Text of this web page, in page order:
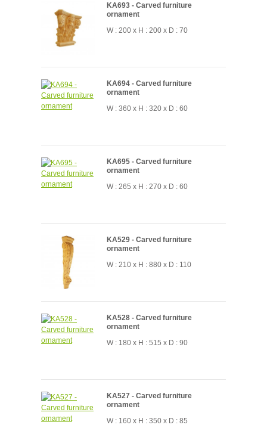
KA693 - Carved furniture
ornament
W : 200 x H : 200 x D : 70
KA694 - Carved furniture
ornament
W : 360 x H : 320 x D : 60
KA695 - Carved furniture
ornament
W : 265 x H : 270 x D : 60
KA529 - Carved furniture
ornament
W : 210 x H : 880 x D : 110
KA528 - Carved furniture
ornament
W : 180 x H : 515 x D : 90
KA527 - Carved furniture
ornament
W : 160 x H : 350 x D : 85